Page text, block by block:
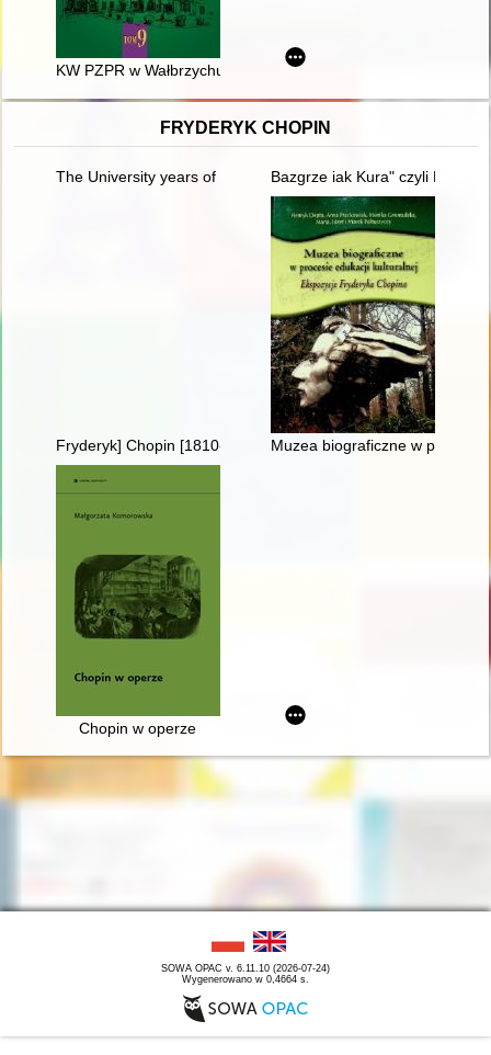
KW PZPR w Wałbrzychu wobec protestów społecznych w
FRYDERYK CHOPIN
The University years of Fryderyk ChopinBazgrze iak Kura" czyli
Fryderyk] Chopin [1810-1849] Muzea biograficzne w
Chopin w operze
SOWA OPAC v. 6.11.10 (2026-07-24)
Wygenerowano w 0,4664 s.